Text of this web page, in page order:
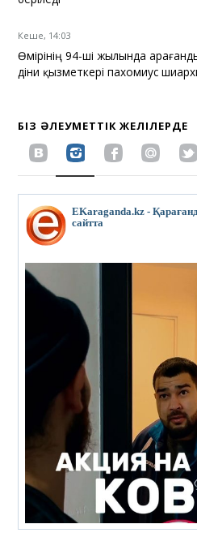
Кеше, 14:03
Өмірінің 94-ші жылында
діни қызметкері пахомиус
БІЗ ӘЛЕУМЕТТІК ЖЕЛІЛЕРДЕ
EKaraganda.kz -
сайтта